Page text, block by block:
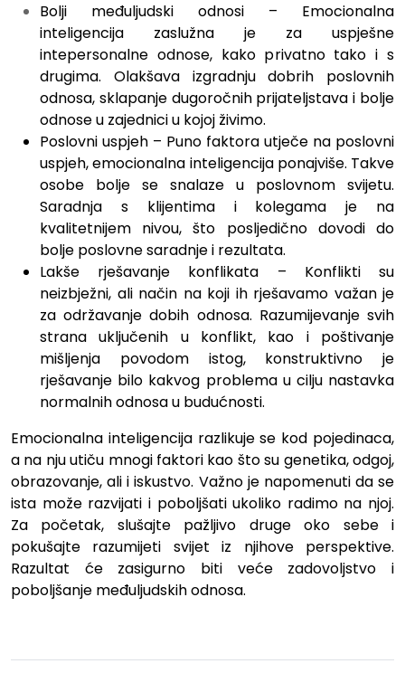
Bolji međuljudski odnosi – Emocionalna
inteligencija zaslužna je za uspješne
intepersonalne odnose, kako privatno tako i s
drugima. Olakšava izgradnju dobrih poslovnih
odnosa, sklapanje dugoročnih prijateljstava i bolje
odnose u zajednici u kojoj živimo.
Poslovni uspjeh – Puno faktora utječe na poslovni
uspjeh, emocionalna inteligencija ponajviše. Takve
osobe bolje se snalaze u poslovnom svijetu.
Saradnja s klijentima i kolegama je na
kvalitetnijem nivou, što posljedično dovodi do
bolje poslovne saradnje i rezultata.
Lakše rješavanje konflikata – Konflikti su
neizbježni, ali način na koji ih rješavamo važan je
za održavanje dobih odnosa. Razumijevanje svih
strana uključenih u konflikt, kao i poštivanje
mišljenja povodom istog, konstruktivno je
rješavanje bilo kakvog problema u cilju nastavka
normalnih odnosa u budućnosti.
Emocionalna inteligencija razlikuje se kod pojedinaca,
a na nju utiču mnogi faktori kao što su genetika, odgoj,
obrazovanje, ali i iskustvo. Važno je napomenuti da se
ista može razvijati i poboljšati ukoliko radimo na njoj.
Za početak, slušajte pažljivo druge oko sebe i
pokušajte razumijeti svijet iz njihove perspektive.
Razultat će zasigurno biti veće zadovoljstvo i
poboljšanje međuljudskih odnosa.